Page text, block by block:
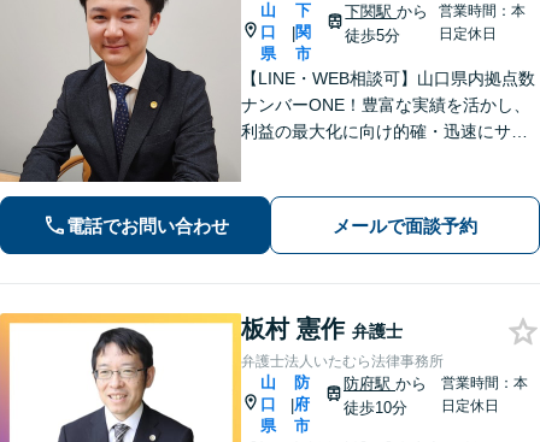
山
口
県
|
下
関
市
下関駅から
徒歩5分
営業時間：本
日定休日
【LINE・WEB相談可】山口県内拠点数
ナンバーONE！豊富な実績を活かし、
利益の最大化に向け的確・迅速にサポ
問題／交通事故等、あなたの味方とし
て尽力します【完全個室】【下関駅5
電話でお問い合わせ メールで面談予約
板村 憲作 弁護士
弁護士法人いたむら法律事務所
山
口
県
|
防
府
市
防府駅 から
徒歩10分
営業時間：本
日定休日